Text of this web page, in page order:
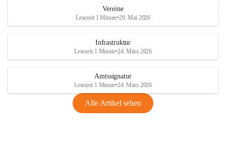
Vereine
Lesezeit 1 Minute•29. Mai 2026
Infrastruktur
Lesezeit 1 Minute•24. März 2026
Amtssignatur
Lesezeit 1 Minute•24. März 2026
Alle Artikel sehen